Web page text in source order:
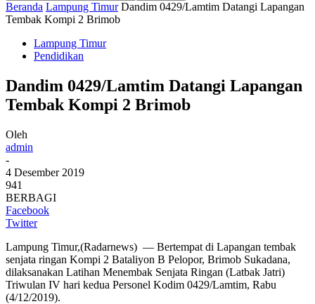
Beranda Lampung Timur Dandim 0429/Lamtim Datangi Lapangan
Tembak Kompi 2 Brimob
Lampung Timur
Pendidikan
Dandim 0429/Lamtim Datangi Lapangan
Tembak Kompi 2 Brimob
Oleh
admin
-
4 Desember 2019
941
BERBAGI
Facebook
Twitter
Lampung Timur,(Radarnews) — Bertempat di Lapangan tembak
senjata ringan Kompi 2 Bataliyon B Pelopor, Brimob Sukadana,
dilaksanakan Latihan Menembak Senjata Ringan (Latbak Jatri)
Triwulan IV hari kedua Personel Kodim 0429/Lamtim, Rabu
(4/12/2019).